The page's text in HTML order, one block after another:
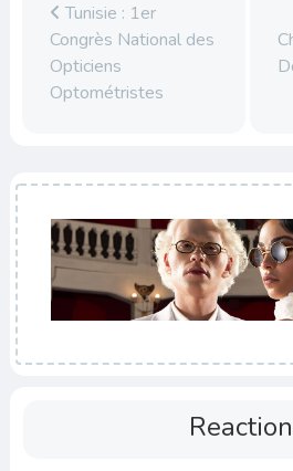
Tunisie : 1er
Congrès National des
Opticiens
Optométristes